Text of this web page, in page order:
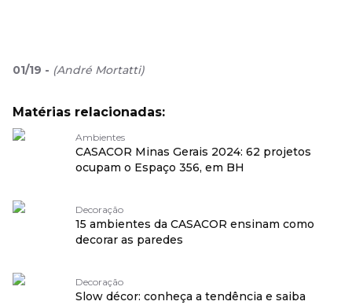
01/19 - (André Mortatti)
Matérias relacionadas:
Ambientes
CASACOR Minas Gerais 2024: 62 projetos
ocupam o Espaço 356, em BH
Decoração
15 ambientes da CASACOR ensinam como
decorar as paredes
Decoração
Slow décor: conheça a tendência e saiba